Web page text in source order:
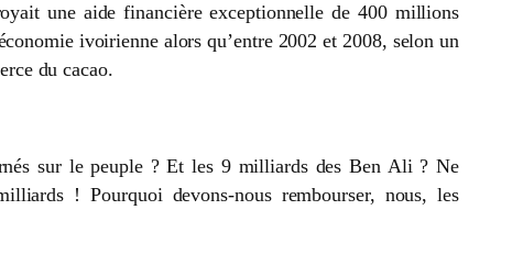
une aide financière exceptionnelle de 400 millions
ivoirienne alors qu’entre 2002 et 2008, selon un
du cacao.
sur le peuple ? Et les 9 milliards des Ben Ali ? Ne
! Pourquoi devons-nous rembourser, nous, les